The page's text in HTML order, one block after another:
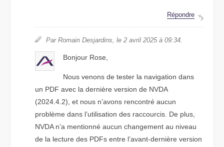
Répondre
Par Romain Desjardins, le 2 avril 2025 à 09:34.
Bonjour Rose,
Nous venons de tester la navigation dans
un PDF avec la dernière version de NVDA
(2024.4.2), et nous n’avons rencontré aucun
problème dans l’utilisation des raccourcis. De plus,
NVDA n’a mentionné aucun changement au niveau
de la lecture des PDFs entre l’avant-dernière version